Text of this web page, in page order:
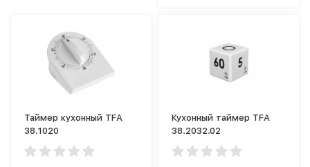
Таймер кухонный TFA
38.1020
Кухонный таймер TFA
38.2032.02